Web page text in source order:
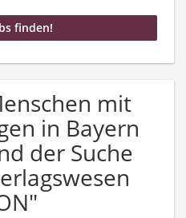
mit
in Bayern
der Suche